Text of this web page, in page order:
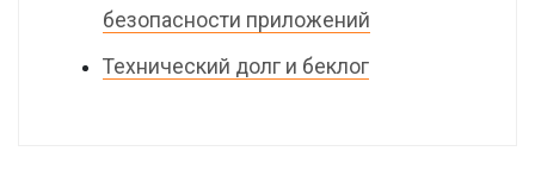
безопасности приложений
Технический долг и беклог